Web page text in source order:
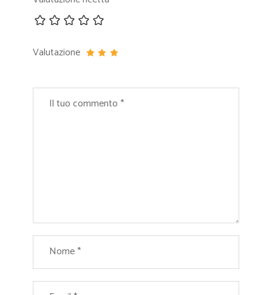
Valutazione